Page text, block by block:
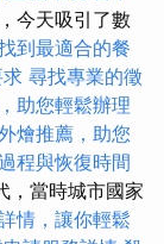
今天吸引了數
到最適合的餐
尋找專業的徵
助您輕鬆辦理
燴推薦，助您
程與恢復時間
，當時城市國家
情，讓你輕鬆